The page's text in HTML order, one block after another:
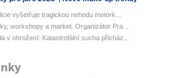
vyšetřuje tragickou nehodu motork...
workshopy a market. Organizátor Pra...
v ohrožení: Katastrofální sucha přicház...